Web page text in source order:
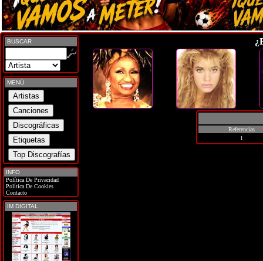
BUSCAR
MENÚ
INFO
Política De Privacidad
Política De Cookies
Contacto
IM DIGITAL
Referencias
1